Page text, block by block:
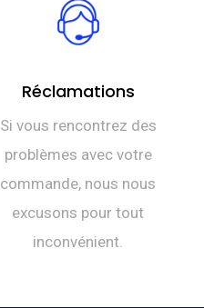
Réclamations
Si vous rencontrez des
problèmes avec votre
commande, nous nous
excusons pour tout
inconvénient.